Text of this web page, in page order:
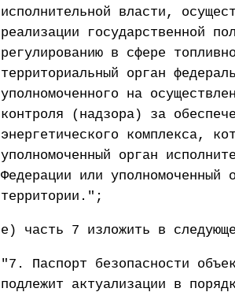
исполнительной власти,
реализации государственной
регулированию в сфере
территориальный орган
уполномоченного на
контроля (надзора) за
энергетического комплекса,
уполномоченный орган
Федерации или уполномоченный
территории.";
е) часть 7 изложить в
"7. Паспорт безопасности
подлежит актуализации в